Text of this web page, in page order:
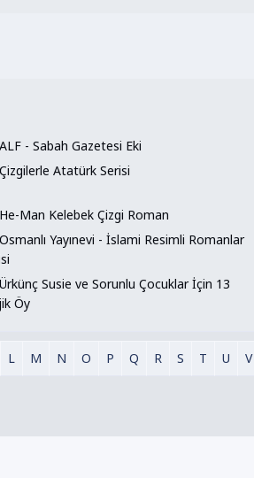
ALF - Sabah Gazetesi Eki
Çizgilerle Atatürk Serisi
He-Man Kelebek Çizgi Roman
Osmanlı Yayınevi - İslami Resimli Romanlar
Ürkünç Susie ve Sorunlu Çocuklar İçin 13
Öy
L M N O P Q R S T U V